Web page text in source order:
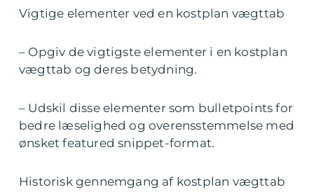
Vigtige elementer ved en kostplan vægttab
– Opgiv de vigtigste elementer i en kostplan
vægttab og deres betydning.
– Udskil disse elementer som bulletpoints for
bedre læselighed og overensstemmelse med
ønsket featured snippet-format.
Historisk gennemgang af kostplan vægttab